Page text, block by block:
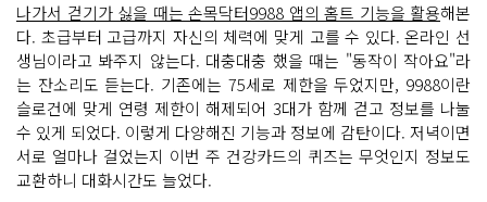
나가서 걷기가 싫을 때는 손목닥터9988 앱의 홈트 기능을 활용해본
다. 초급부터 고급까지 자신의 체력에 맞게 고를 수 있다. 온라인 선
생님이라고 봐주지 않는다. 대충대충 했을 때는 "동작이 작아요"라
는 잔소리도 듣는다. 기존에는 75세로 제한을 두었지만, 9988이란
슬로건에 맞게 연령 제한이 해제되어 3대가 함께 걷고 정보를 나눌
수 있게 되었다. 이렇게 다양해진 기능과 정보에 감탄이다. 저녁이면
서로 얼마나 걸었는지 이번 주 건강카드의 퀴즈는 무엇인지 정보도
교환하니 대화시간도 늘었다.